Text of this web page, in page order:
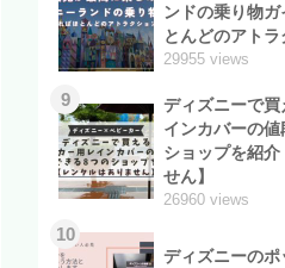
ンドの乗り物
とんどのアトラ
29955 views
9
ディズニーで
インカバーの
ショップを紹
せん】
26960 views
10
ディズニーの